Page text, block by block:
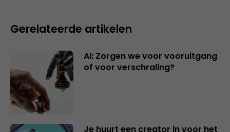
Gerelateerde artikelen
AI: Zorgen we voor vooruitgang
of voor verschraling?
Je huurt een creator in voor het